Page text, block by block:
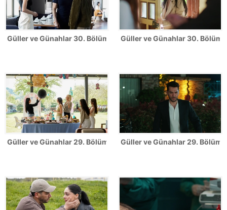
Güller ve Günahlar 30. Bölüm FotoğraflarıGüller ve Günahlar 30.
Güller ve Günahlar 29. Bölüm FotoğraflarıGüller ve Günahlar 29.